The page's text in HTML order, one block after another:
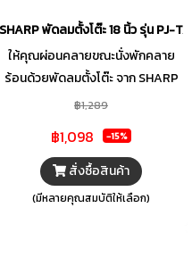
16 นิ้ว คละสี
SHARP พัดลมตั้งโต๊ะ 18 นิ้ว รุ่น PJ-
ให้คุณผ่อนคลายขณะนั่งพักคลาย
ร้อนด้วยพัดลมตั้งโต๊ะ จาก SHARP
ที่มาพร้อมใบพัดขนาด 18 นิ้ว จำนวน 3
ถึง อีกทั้งยังออกแบบตะแกรงหน้า-
หลังให้มีความถี่เป็นพิเศษ รวมถึงฐาน
พัดลมโค้งมน ตอบโจทย์ความทัน
฿1,289
฿1,098 -15%
สั่งซื้อสินค้า
(มีหลายคุณสมบัติให้เลือก)